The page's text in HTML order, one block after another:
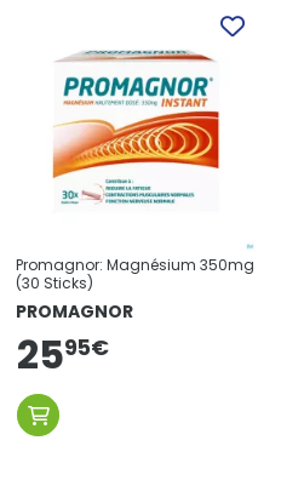
Promagnor: Magnésium 350mg
(30 Sticks)
PROMAGNOR
2595€